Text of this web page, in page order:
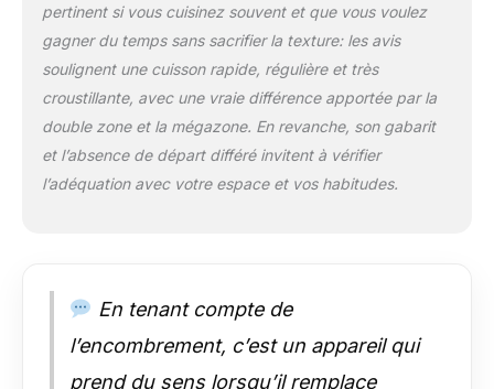
poisson pané et des
saucisses, y compris
la préchauffage)
CUIRE EN UTILISANT
D'ÉNERGIE EN
MOINS QU'UN
FOUR* : (*Test et
utilisant la fonction
de friture à l'air par
rapport aux fours
conventionnels)
pertinent si vous cuisinez souvent et que vous voulez
gagner du temps sans sacrifier la texture: les avis
soulignent une cuisson rapide, régulière et très
croustillante, avec une vraie différence apportée par la
double zone et la mégazone. En revanche, son gabarit
et l’absence de départ différé invitent à vérifier
l’adéquation avec votre espace et vos habitudes.
En tenant compte de
l’encombrement, c’est un appareil qui
prend du sens lorsqu’il remplace